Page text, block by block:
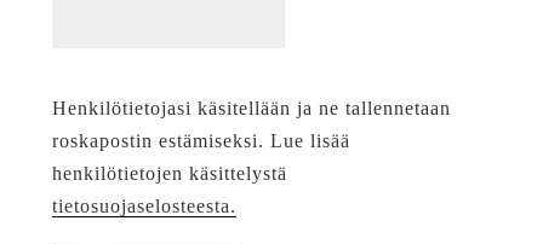
Henkilötietojasi käsitellään ja ne tallennetaan
roskapostin estämiseksi. Lue lisää
henkilötietojen käsittelystä
tietosuojaselosteesta.